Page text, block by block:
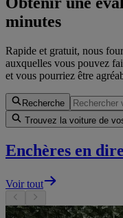
minutes
Rapide et gratuit, nous
auxquelles vous pouvez
et vous pourriez être
Recherche
Trouvez la voiture de
Enchères en
Voir tout